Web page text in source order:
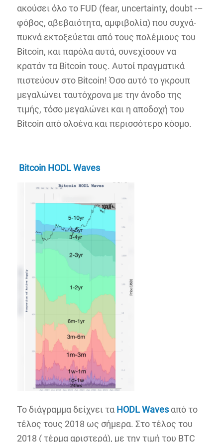
ακούσει όλο το FUD (fear, uncertainty, doubt -–
φόβος, αβεβαιότητα, αμφιβολία) που συχνά-
πυκνά εκτοξεύεται από τους πολέμιους του
Bitcoin, και παρόλα αυτά, συνεχίσουν να
κρατάν τα Bitcoin τους. Αυτοί πραγματικά
πιστεύουν στο Bitcoin! Όσο αυτό το γκρουπ
μεγαλώνει ταυτόχρονα με την άνοδο της
τιμής, τόσο μεγαλώνει και η αποδοχή του
Bitcoin από ολοένα και περισσότερο κόσμο.
Bitcoin HODL Waves
To διάγραμμα δείχνει τα HODLWavesαπό το
τέλος τους 2018 ως σήμερα. Στο τέλος του
2018 ( τέρμα αριστερά), με την τιμή του BTC